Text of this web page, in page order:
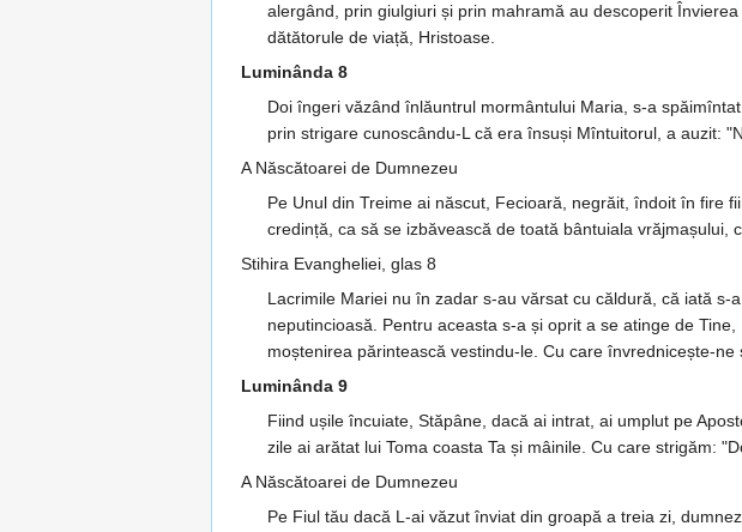
alergând, prin giulgiuri și prin mahramă au descoperit
dătătorule de viață, Hristoase.
Luminânda 8
Doi îngeri văzând înlăuntrul mormântului Maria, s-a
prin strigare cunoscându-L că era însuși Mîntuitorul, a auzit:
A Născătoarei de Dumnezeu
Pe Unul din Treime ai născut, Fecioară, negrăit, îndoit în fire
credință, ca să se izbăvească de toată bântuiala
Stihira Evangheliei, glas 8
Lacrimile Mariei nu în zadar s-au vărsat cu căldură, că iată
neputincioasă. Pentru aceasta s-a și oprit a se atinge de
moștenirea părintească vestindu-le. Cu care învrednicește-
Luminânda 9
Fiind ușile încuiate, Stăpâne, dacă ai intrat, ai umplut pe
zile ai arătat lui Toma coasta Ta și mâinile. Cu care strigăm:
A Născătoarei de Dumnezeu
Pe Fiul tău dacă L-ai văzut înviat din groapă a treia zi,